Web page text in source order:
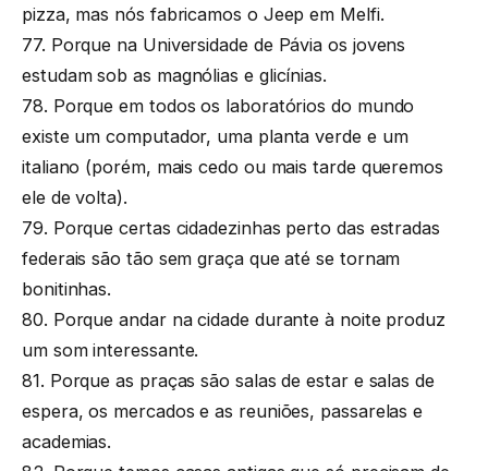
pizza, mas nós fabricamos o Jeep em Melfi.
77. Porque na Universidade de Pávia os jovens
estudam sob as magnólias e glicínias.
78. Porque em todos os laboratórios do mundo
existe um computador, uma planta verde e um
italiano (porém, mais cedo ou mais tarde queremos
ele de volta).
79. Porque certas cidadezinhas perto das estradas
federais são tão sem graça que até se tornam
bonitinhas.
80. Porque andar na cidade durante à noite produz
um som interessante.
81. Porque as praças são salas de estar e salas de
espera, os mercados e as reuniões, passarelas e
academias.